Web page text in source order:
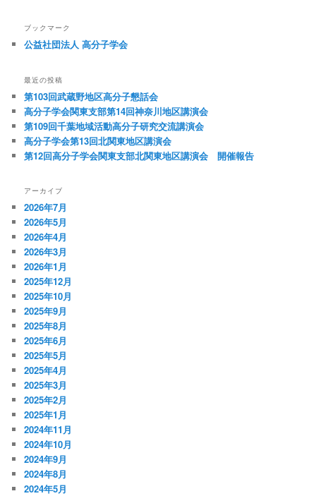
ブックマーク
公益社団法人 高分子学会
最近の投稿
第103回武蔵野地区高分子懇話会
高分子学会関東支部第14回神奈川地区講演会
第109回千葉地域活動高分子研究交流講演会
高分子学会第13回北関東地区講演会
第12回高分子学会関東支部北関東地区講演会 開催報告
アーカイブ
2026年7月
2026年5月
2026年4月
2026年3月
2026年1月
2025年12月
2025年10月
2025年9月
2025年8月
2025年6月
2025年5月
2025年4月
2025年3月
2025年2月
2025年1月
2024年11月
2024年10月
2024年9月
2024年8月
2024年5月